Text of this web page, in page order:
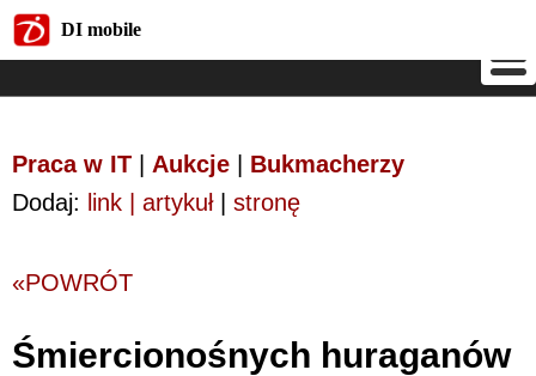
DI mobile
Praca w IT Aukcje
Bukmacherzy
Dodaj: link | artykuł| stronę
«POWRÓT
Śmiercionośnych huraganów
DI mobile